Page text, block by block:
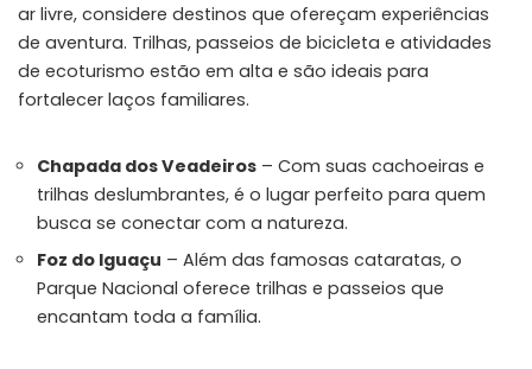
ar livre, considere destinos que ofereçam experiências
de aventura. Trilhas, passeios de bicicleta e atividades
de ecoturismo estão em alta e são ideais para
fortalecer laços familiares.
Chapada dos Veadeiros – Com suas cachoeiras e
trilhas deslumbrantes, é o lugar perfeito para quem
busca se conectar com a natureza.
Foz do Iguaçu – Além das famosas cataratas, o
Parque Nacional oferece trilhas e passeios que
encantam toda a família.